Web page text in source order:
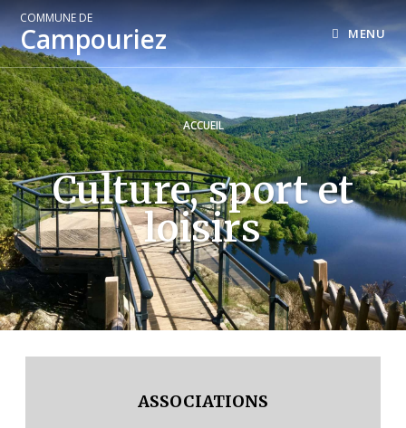
COMMUNE DE
Campouriez MENU
ACCUEIL
Culture, sport et
loisirs
ASSOCIATIONS